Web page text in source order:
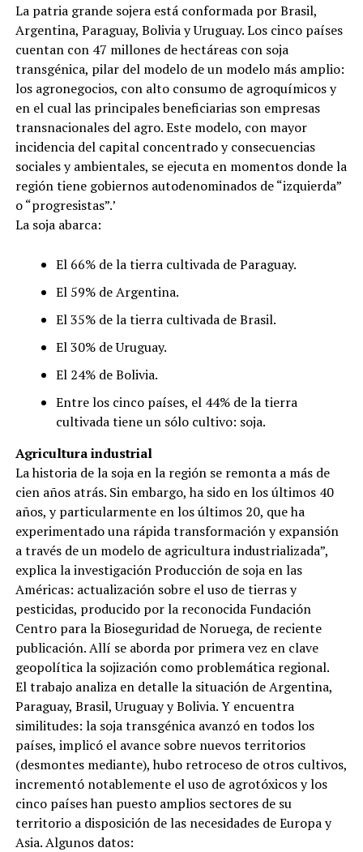
La patria grande sojera está conformada por Brasil,
Argentina, Paraguay, Bolivia y Uruguay. Los cinco países
cuentan con 47 millones de hectáreas con soja
transgénica, pilar del modelo de un modelo más amplio:
los agronegocios, con alto consumo de agroquímicos y
en el cual las principales beneficiarias son empresas
transnacionales del agro. Este modelo, con mayor
incidencia del capital concentrado y consecuencias
sociales y ambientales, se ejecuta en momentos donde la
región tiene gobiernos autodenominados de “izquierda”
o “progresistas”.’
La soja abarca:
El 66% de la tierra cultivada de Paraguay.
El 59% de Argentina.
El 35% de la tierra cultivada de Brasil.
El 30% de Uruguay.
El 24% de Bolivia.
Entre los cinco países, el 44% de la tierra
cultivada tiene un sólo cultivo: soja.
Agricultura industrial
La historia de la soja en la región se remonta a más de
cien años atrás. Sin embargo, ha sido en los últimos 40
años, y particularmente en los últimos 20, que ha
experimentado una rápida transformación y expansión
a través de un modelo de agricultura industrializada”,
explica la investigación Producción de soja en las
Américas: actualización sobre el uso de tierras y
pesticidas, producido por la reconocida Fundación
Centro para la Bioseguridad de Noruega, de reciente
publicación. Allí se aborda por primera vez en clave
geopolítica la sojización como problemática regional.
El trabajo analiza en detalle la situación de Argentina,
Paraguay, Brasil, Uruguay y Bolivia. Y encuentra
similitudes: la soja transgénica avanzó en todos los
países, implicó el avance sobre nuevos territorios
(desmontes mediante), hubo retroceso de otros cultivos,
incrementó notablemente el uso de agrotóxicos y los
cinco países han puesto amplios sectores de su
territorio a disposición de las necesidades de Europa y
Asia. Algunos datos: